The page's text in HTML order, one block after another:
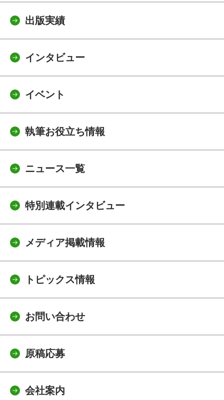
出版実績
インタビュー
イベント
執筆お役立ち情報
ニュース一覧
特別連載インタビュー
メディア掲載情報
トピックス情報
お問い合わせ
原稿応募
会社案内